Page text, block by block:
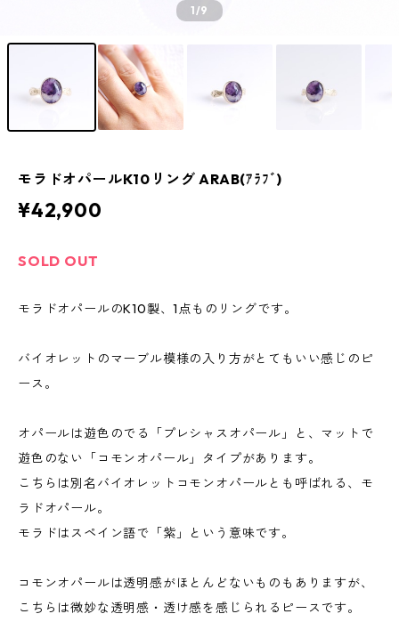
1/9
モラドオパールK10リング ARAB(ｱﾗﾌﾞ)
¥42,900
SOLD OUT
モラドオパールのK10製、1点ものリングです。
バイオレットのマーブル模様の入り方がとてもいい感じのピ
ース。
オパールは遊色のでる「プレシャスオパール」と、マットで
遊色のない「コモンオパール」タイプがあります。
こちらは別名バイオレットコモンオパールとも呼ばれる、モ
ラドオパール。
モラドはスペイン語で「紫」という意味です。
コモンオパールは透明感がほとんどないものもありますが、
こちらは微妙な透明感・透け感を感じられるピースです。